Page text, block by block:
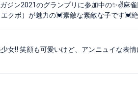
ジン2021のグランプリに参加中の✨✌️麻
クボ）が魅力の💓素敵な素敵な子です💓
女‼️ 笑顔も可愛いけど、アンニュイな表情